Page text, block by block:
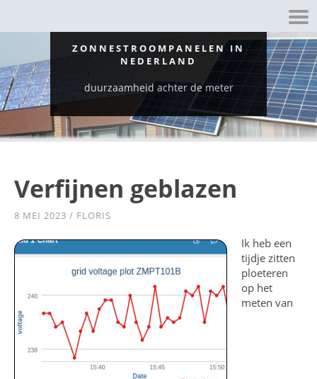
ZONNESTROOMPANELEN IN
NEDERLAND
duurzaamheid achter de meter
Verfijnen geblazen
8 MEI 2023 / FLORIS
Ik heb een
tijdje zitten
ploeteren
op het
meten van